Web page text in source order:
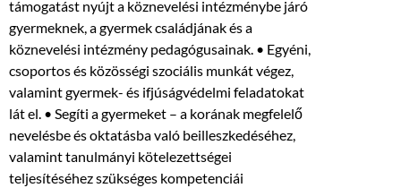
támogatást nyújt a köznevelési intézménybe járó
gyermeknek, a gyermek családjának és a
köznevelési intézmény pedagógusainak. • Egyéni,
csoportos és közösségi szociális munkát végez,
valamint gyermek- és ifjúságvédelmi feladatokat
lát el. • Segíti a gyermeket – a korának megfelelő
nevelésbe és oktatásba való beilleszkedéséhez,
valamint tanulmányi kötelezettségei
teljesítéséhez szükséges kompetenciái